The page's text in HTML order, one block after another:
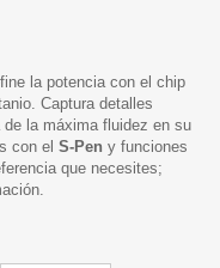
la potencia con el chip
Captura detalles
la máxima fluidez en su
con el S-Pen y funciones
que necesites;